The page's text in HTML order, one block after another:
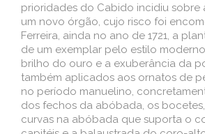
prioridades do Cabido incidiu sobre
um novo órgão, cujo risco foi
Ferreira, ainda no ano de 1721, a
de um exemplar pelo estilo
brilho do ouro e a exuberância da
também aplicados aos ornatos de
no período manuelino,
dos fechos da abóbada, os
curvas na abóbada que suporta o